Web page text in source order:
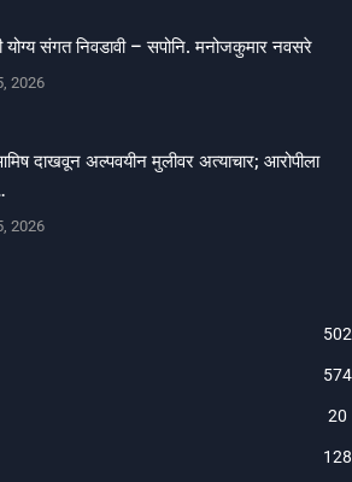
योग्य संगत निवडावी – सपोनि. मनोजकुमार नवसरे
2026
दाखवून अल्पवयीन मुलीवर अत्याचार; आरोपीला
2026
502
574
20
128